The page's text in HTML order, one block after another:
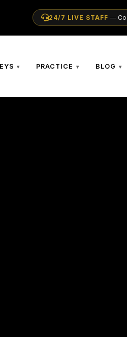
24/7 LIVE STAFF —
PRACTICE BLOG